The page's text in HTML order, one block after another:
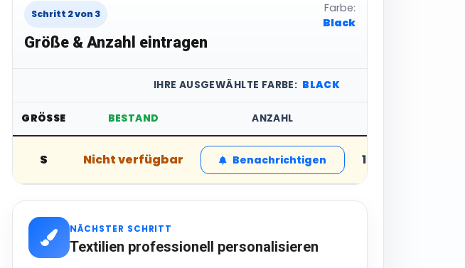
Schritt 2 von 3
Größe & Anzahl eintragen
Farbe:
Black
IHRE AUSGEWÄHLTE FARBE: BLACK
GRÖSSE BESTAND ANZAHL
S Nicht verfügbar Benachrichtigen 14,67 € inkl.
NÄCHSTER SCHRITT
Textilien professionell personalisieren